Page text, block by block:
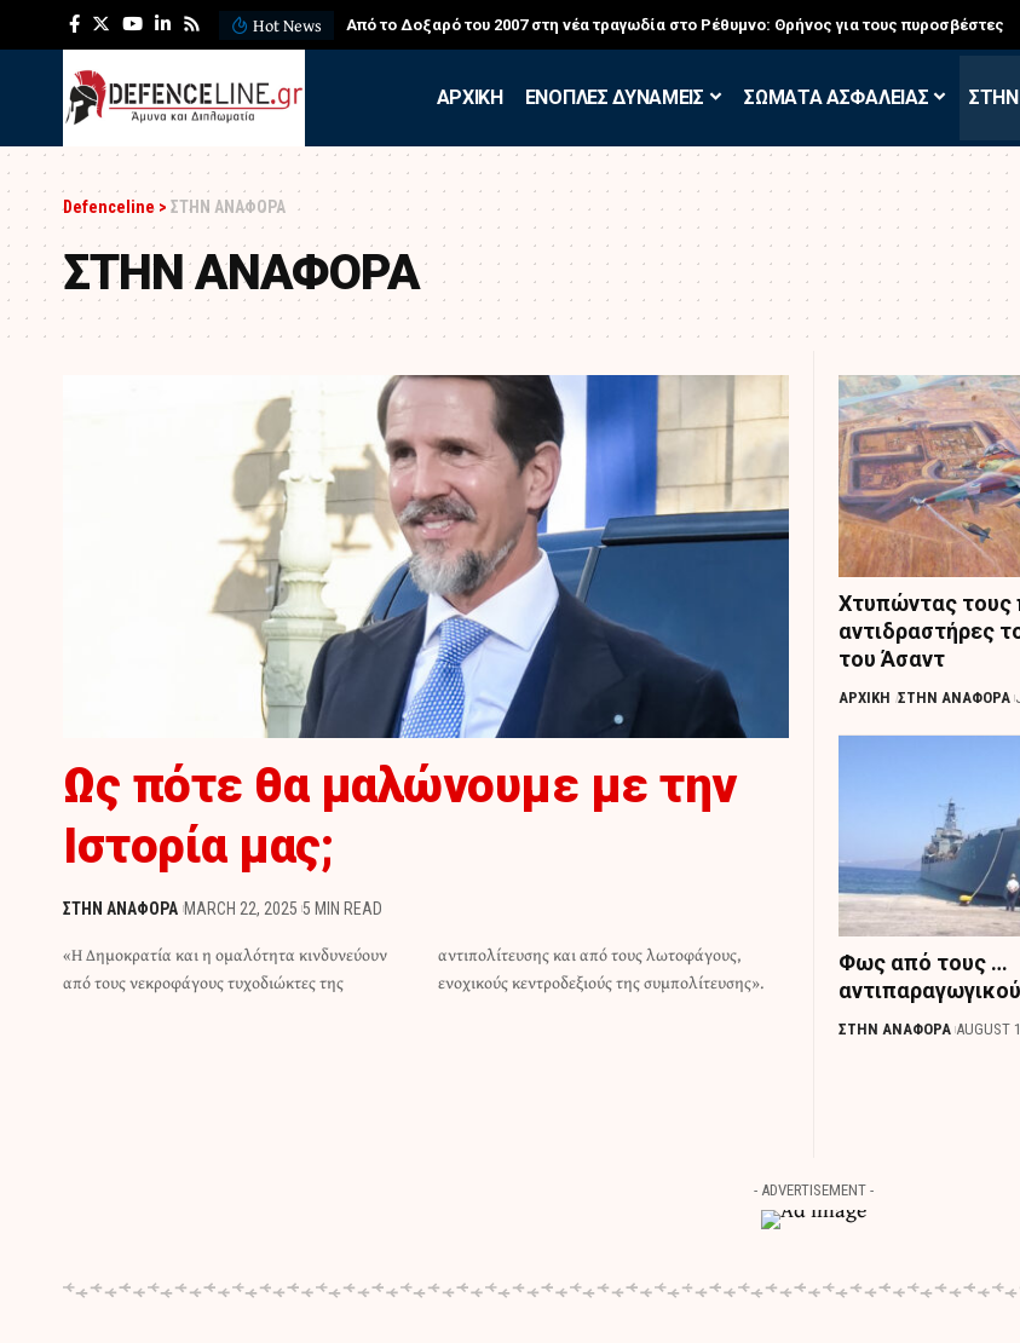
Hot News
τους πυροσβέστες ΛΕΦΕΔ: Η εντυπωσιακή άσκηση των Εθελοντών Εφέδρων στον Έβρο
APXIKH ΕΝΟΠΛΕΣ ΔΥΝΑΜΕΙΣ ΣΩΜΑΤΑ ΑΣΦΑΛΕΙΑΣ
Defenceline > ΣΤΗΝ ΑΝΑΦΟΡΑ
ΣΤΗΝ ΑΝΑΦΟΡΑ
Ως πότε θα μαλώνουμε με την
Ιστορία μας;
ΣΤΗΝ ΑΝΑΦΟΡΑ MARCH 22, 2025 5 MIN READ
«Η Δημοκρατία και η ομαλότητα κινδυνεύουν
από τους νεκροφάγους τυχοδιώκτες της
αντιπολίτευσης και από τους λωτοφάγους,
ενοχικούς κεντροδεξιούς της συμπολίτευσης».
Χτυπώντας τους
αντιδραστήρες
του Άσαντ
ΑΡΧΙΚΗ ΣΤΗΝ ΑΝΑΦΟΡΑ
Φως από τους …
ΣΤΗΝ ΑΝΑΦΟΡΑ AUGUST
- ADVERTISEMENT -